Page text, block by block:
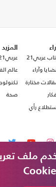
آراء
عربي21
وآراء
مختارة
رأي
المزيد
عربي21 TV
عالم
صحة
ملف
Cookie